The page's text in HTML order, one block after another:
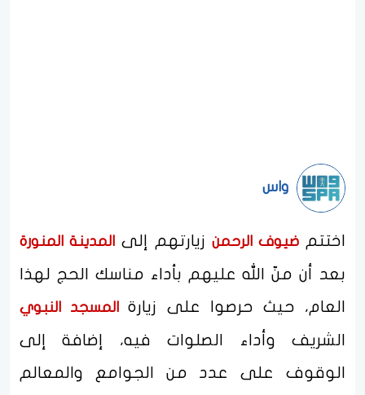
واس
اختتمضيوف الرحمن زيارتهم إلى المدينة المنورة
بعد أن منّ الله عليهم بأداء مناسك الحج لهذا
العام، حيث حرصوا على زيارةالمسجد النبوي
الشريف وأداء الصلوات فيه، إضافة إلى
الوقوف على عدد من الجوامع والمعالم